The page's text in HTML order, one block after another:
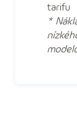
tarifu
*